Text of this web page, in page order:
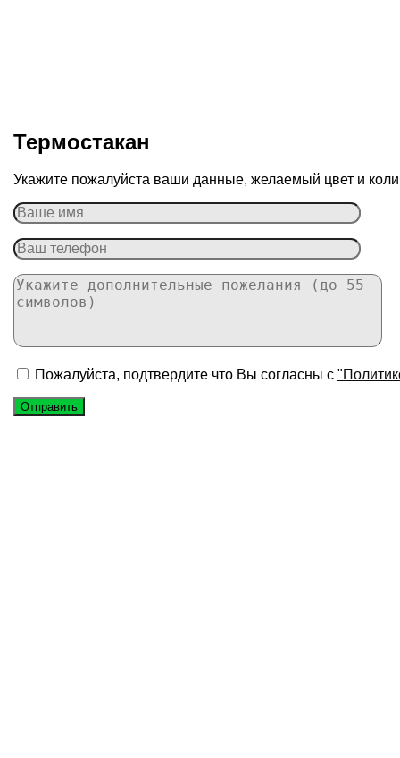
Термостакан
Укажите пожалуйста ваши данные, желаемый цвет и
Пожалуйста, подтвердите что Вы согласны с